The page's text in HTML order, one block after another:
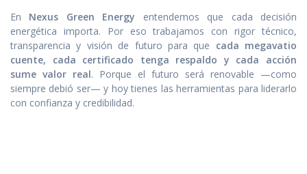
En Nexus Green Energy entendemos que cada decisión
energética importa. Por eso trabajamos con rigor técnico,
transparencia y visión de futuro para que cada megavatio
cuente, cada certificado tenga respaldo y cada acción
sume valor real. Porque el futuro será renovable —como
siempre debió ser— y hoy tienes las herramientas para liderarlo
con confianza y credibilidad.